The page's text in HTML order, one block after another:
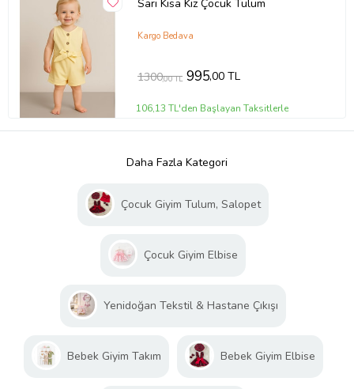
Sarı Kısa Kız Çocuk Tulum
Kargo Bedava
1300,00 TL 995,00 TL
106,13 TL'den Başlayan Taksitlerle
Daha Fazla Kategori
Çocuk Giyim Tulum, Salopet
Çocuk Giyim Elbise
Yenidoğan Tekstil & Hastane Çıkışı
Bebek Giyim Takım Bebek Giyim Elbise